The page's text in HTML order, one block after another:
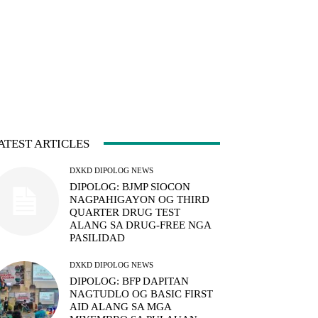
ARTICLES
DXKD DIPOLOG NEWS
DIPOLOG: BJMP SIOCON
NAGPAHIGAYON OG THIRD
QUARTER DRUG TEST
ALANG SA DRUG-FREE NGA
PASILIDAD
DXKD DIPOLOG NEWS
DIPOLOG: BFP DAPITAN
NAGTUDLO OG BASIC FIRST
AID ALANG SA MGA